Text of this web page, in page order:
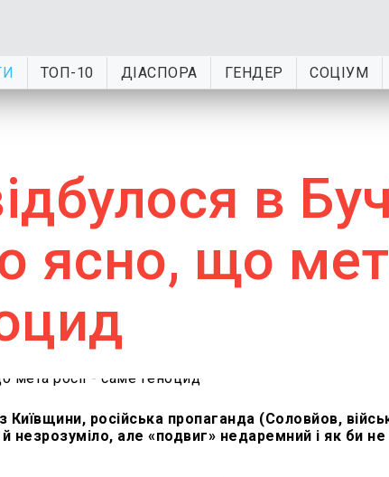
ТОП-10 ДІАСПОРА ГЕНДЕР СОЦІУМ
в
ясно, що
російська пропаганда (Соловйов,
але «подвиг» недаремний і як би не